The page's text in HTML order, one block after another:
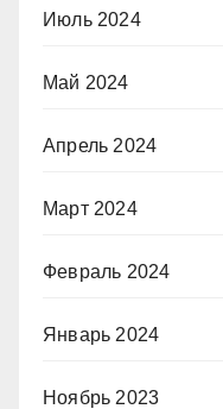
Июль 2024
Май 2024
Апрель 2024
Март 2024
Февраль 2024
Январь 2024
Ноябрь 2023